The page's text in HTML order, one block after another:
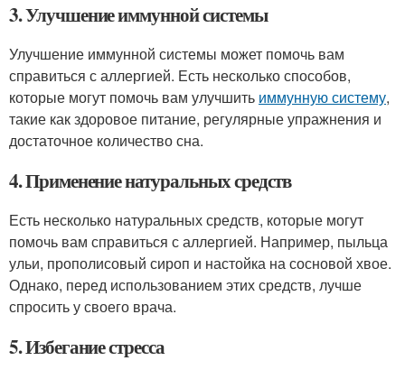
3. Улучшение иммунной системы
Улучшение иммунной системы может помочь вам
справиться с аллергией. Есть несколько способов,
которые могут помочь вам улучшить иммунную систему,
такие как здоровое питание, регулярные упражнения и
достаточное количество сна.
4. Применение натуральных средств
Есть несколько натуральных средств, которые могут
помочь вам справиться с аллергией. Например, пыльца
ульи, прополисовый сироп и настойка на сосновой хвое.
Однако, перед использованием этих средств, лучше
спросить у своего врача.
5. Избегание стресса